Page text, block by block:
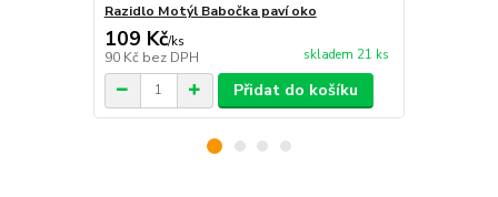
Razidlo Motýl Babočka paví oko
109 Kč/ks
90 Kč bez DPH skladem 21 ks
Přidat do košíku